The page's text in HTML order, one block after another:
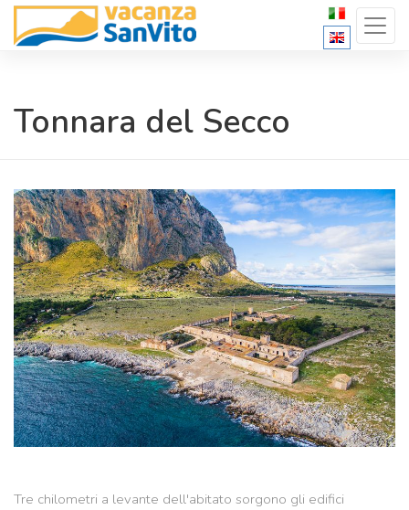
Tonnara del Secco
Tre chilometri a levante dell'abitato sorgono gli edifici